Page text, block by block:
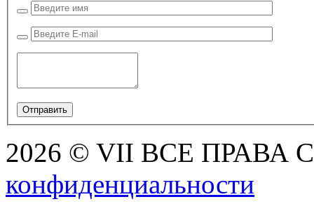
2026 © VII ВСЕ ПРАВА
конфиденциальности